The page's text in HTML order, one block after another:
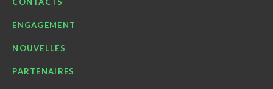
ENGAGEMENT
NOUVELLES
PARTENAIRES